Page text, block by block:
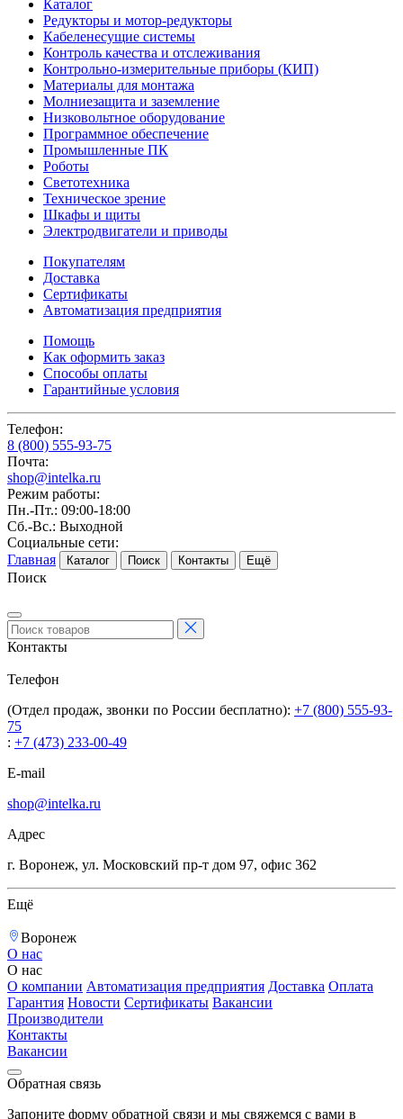
Каталог
Редукторы и мотор-редукторы
Кабеленесущие системы
Контроль качества и отслеживания
Контрольно-измерительные приборы (КИП)
Материалы для монтажа
Молниезащита и заземление
Низковольтное оборудование
Программное обеспечение
Промышленные ПК
Роботы
Светотехника
Техническое зрение
Шкафы и щиты
Электродвигатели и приводы
Покупателям
Доставка
Сертификаты
Автоматизация предприятия
Помощь
Как оформить заказ
Способы оплаты
Гарантийные условия
Телефон:
8 (800) 555-93-75
Почта:
shop@intelka.ru
Режим работы:
Пн.-Пт.: 09:00-18:00
Сб.-Вс.: Выходной
Социальные сети:
Главная
Каталог Поиск Контакты Ещё
Поиск
Контакты
Телефон
(Отдел продаж, звонки по России бесплатно): +7 (800) 555-93-
75
: +7 (473) 233-00-49
E-mail
shop@intelka.ru
Адрес
г. Воронеж, ул. Московский пр-т дом 97, офис 362
Ещё
Воронеж
О нас
О нас
О компании Автоматизация предприятия Доставка Оплата
Гарантия Новости Сертификаты Вакансии
Производители
Контакты
Вакансии
Обратная связь
Запоните форму обратной связи и мы свяжемся с вами в